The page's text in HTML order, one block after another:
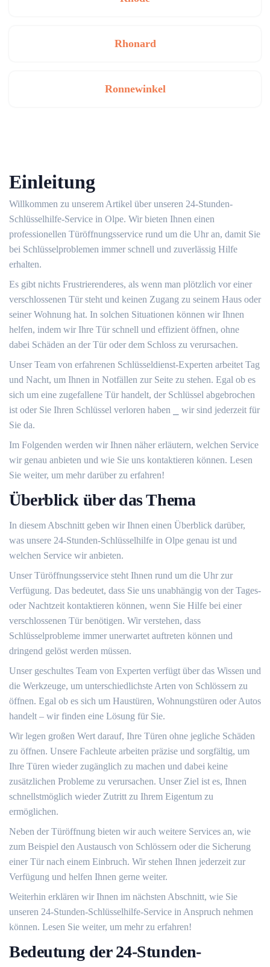
Rhonard
Ronnewinkel
Einleitung
Willkommen zu unserem Artikel über unseren 24-Stunden-
Schlüsselhilfe-Service in Olpe.​ Wir bieten Ihnen einen
professionellen Türöffnungsservice rund um die Uhr an, damit Sie
bei Schlüsselproblemen immer schnell und zuverlässig Hilfe
erhalten.​
Es gibt nichts Frustrierenderes, als wenn man plötzlich vor einer
verschlossenen Tür steht und keinen Zugang zu seinem Haus oder
seiner Wohnung hat.​ In solchen Situationen können wir Ihnen
helfen, indem wir Ihre Tür schnell und effizient öffnen, ohne
dabei Schäden an der Tür oder dem Schloss zu verursachen.​
Unser Team von erfahrenen Schlüsseldienst-Experten arbeitet Tag
und Nacht, um Ihnen in Notfällen zur Seite zu stehen.​ Egal ob es
sich um eine zugefallene Tür handelt, der Schlüssel abgebrochen
ist oder Sie Ihren Schlüssel verloren haben ⎯ wir sind jederzeit für
Sie da.​
Im Folgenden werden wir Ihnen näher erläutern, welchen Service
wir genau anbieten und wie Sie uns kontaktieren können.​ Lesen
Sie weiter, um mehr darüber zu erfahren!​
Überblick über das Thema
In diesem Abschnitt geben wir Ihnen einen Überblick darüber,
was unsere 24-Stunden-Schlüsselhilfe in Olpe genau ist und
welchen Service wir anbieten.
Unser Türöffnungsservice steht Ihnen rund um die Uhr zur
Verfügung.​ Das bedeutet, dass Sie uns unabhängig von der Tages-
oder Nachtzeit kontaktieren können, wenn Sie Hilfe bei einer
verschlossenen Tür benötigen.​ Wir verstehen, dass
Schlüsselprobleme immer unerwartet auftreten können und
dringend gelöst werden müssen.​
Unser geschultes Team von Experten verfügt über das Wissen und
die Werkzeuge, um unterschiedlichste Arten von Schlössern zu
öffnen. Egal ob es sich um Haustüren, Wohnungstüren oder Autos
handelt ‒ wir finden eine Lösung für Sie.​
Wir legen großen Wert darauf, Ihre Türen ohne jegliche Schäden
zu öffnen.​ Unsere Fachleute arbeiten präzise und sorgfältig, um
Ihre Türen wieder zugänglich zu machen und dabei keine
zusätzlichen Probleme zu verursachen.​ Unser Ziel ist es, Ihnen
schnellstmöglich wieder Zutritt zu Ihrem Eigentum zu
ermöglichen.​
Neben der Türöffnung bieten wir auch weitere Services an, wie
zum Beispiel den Austausch von Schlössern oder die Sicherung
einer Tür nach einem Einbruch.​ Wir stehen Ihnen jederzeit zur
Verfügung und helfen Ihnen gerne weiter.​
Weiterhin erklären wir Ihnen im nächsten Abschnitt, wie Sie
unseren 24-Stunden-Schlüsselhilfe-Service in Anspruch nehmen
können.​ Lesen Sie weiter, um mehr zu erfahren!​
Bedeutung der 24-Stunden-